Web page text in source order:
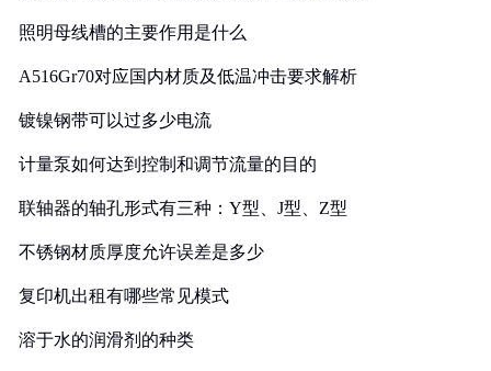
照明母线槽的主要作用是什么
A516Gr70对应国内材质及低温冲击要求解析
镀镍钢带可以过多少电流
计量泵如何达到控制和调节流量的目的
联轴器的轴孔形式有三种：Y型、J型、Z型
不锈钢材质厚度允许误差是多少
复印机出租有哪些常见模式
溶于水的润滑剂的种类